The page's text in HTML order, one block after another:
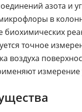
азота и
в
биохимических
точное
воздуха